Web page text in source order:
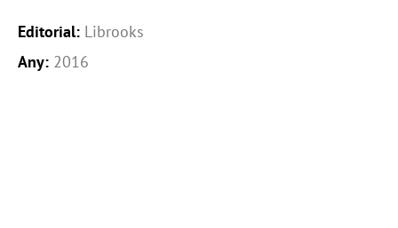
Editorial: Librooks
Any: 2016